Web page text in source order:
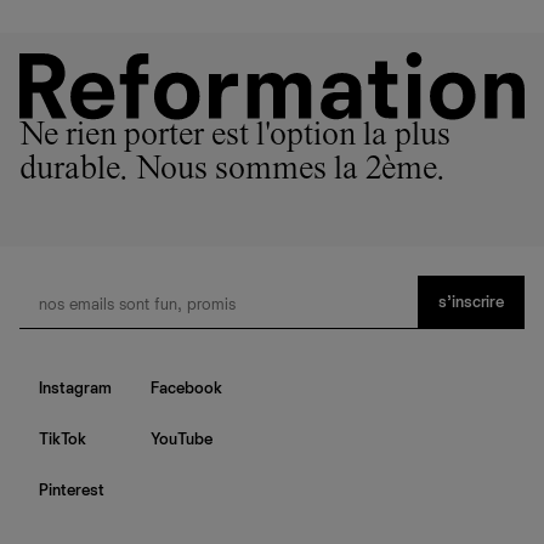
Ne rien porter est l'option la plus
durable. Nous sommes la 2ème.
s’inscrire
Instagram Facebook
TikTok YouTube
Pinterest